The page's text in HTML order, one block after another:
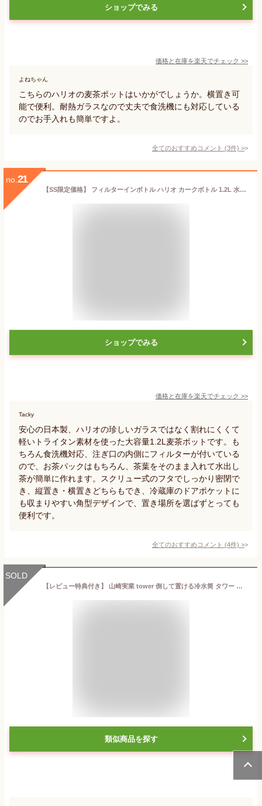
ショップでみる
価格と在庫を楽天でチェック >>
よねちゃん
こちらのハリオの麦茶ポットはいかがでしょうか。横置き可
能で便利。耐熱ガラスなので丈夫で食洗機にも対応している
のでお手入れも簡単ですよ。
全てのおすすめコメント (3件) >
no. 21
【SS限定価格】 フィルターインボトル ハリオ カークボトル 1.2L 水出し 麦茶ポット 冷水筒 横置き 洗いやすい お茶ポット お茶 ボトル ピッチャー 水出しポット 緑茶 麦茶 1200ml 食洗機対応 角型 冷蔵庫 ドアポケット トライタン プレゼント ギフト HARIO
ショップでみる
価格と在庫を楽天でチェック >>
Tacky
安心の日本製、ハリオの珍しいガラスではなく割れにくくて
軽いトライタン素材を使った大容量1.2L麦茶ポットです。も
ちろん食洗機対応、注ぎ口の内側にフィルターが付いている
ので、お茶パックはもちろん、茶葉をそのまま入れて水出し
茶が簡単に作れます。スクリュー式のフタでしっかり密閉で
き、縦置き・横置きどちらもでき、冷蔵庫のドアポケットに
も収まりやすい角型デザインで、置き場所を選ばずとっても
便利です。
全てのおすすめコメント (4件) >
SOLD
【レビュー特典付き】 山崎実業 tower 倒して置ける冷水筒 タワー （ 4903208057240 タワーシリーズ 冷水筒 ピッチャー 水差し 水さし 麦茶ポット 冷水ポット 1.2L 横置き 食洗機対応 片手 ワンプッシュ 縦 横 スリム 角型 おしゃれ ）
類似商品を探す